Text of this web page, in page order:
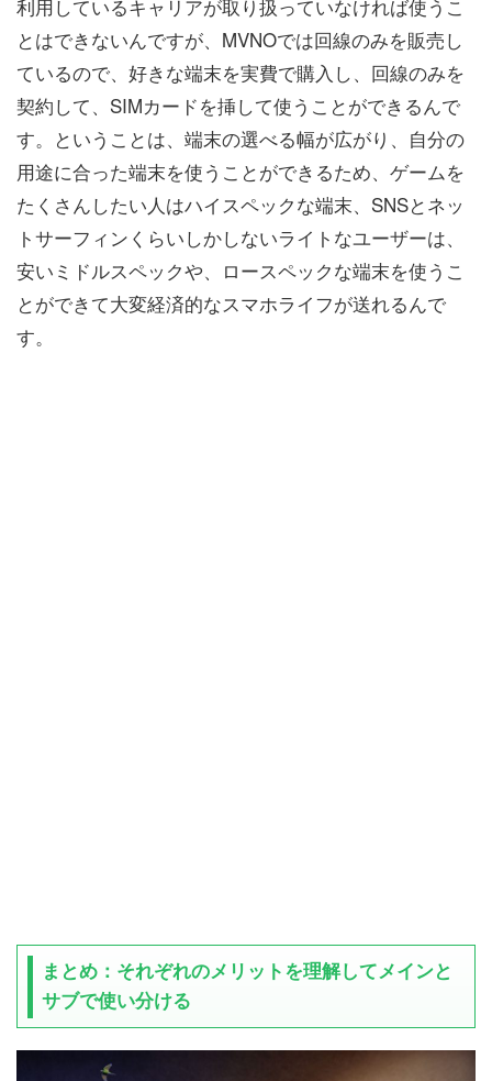
利用しているキャリアが取り扱っていなければ使うこ
とはできないんですが、MVNOでは回線のみを販売し
ているので、好きな端末を実費で購入し、回線のみを
契約して、SIMカードを挿して使うことができるんで
す。ということは、端末の選べる幅が広がり、自分の
用途に合った端末を使うことができるため、ゲームを
たくさんしたい人はハイスペックな端末、SNSとネッ
トサーフィンくらいしかしないライトなユーザーは、
安いミドルスペックや、ロースペックな端末を使うこ
とができて大変経済的なスマホライフが送れるんで
す。
まとめ：それぞれのメリットを理解してメインと
サブで使い分ける